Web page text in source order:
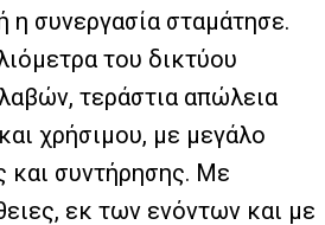
η συνεργασία σταμάτησε.
του δικτύου
τεράστια απώλεια
χρήσιμου, με μεγάλο
και συντήρησης. Με
εκ των ενόντων και με